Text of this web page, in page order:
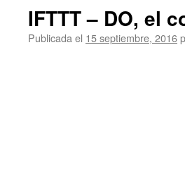
IFTTT – DO, el
Publicada el 15 septiembre, 2016